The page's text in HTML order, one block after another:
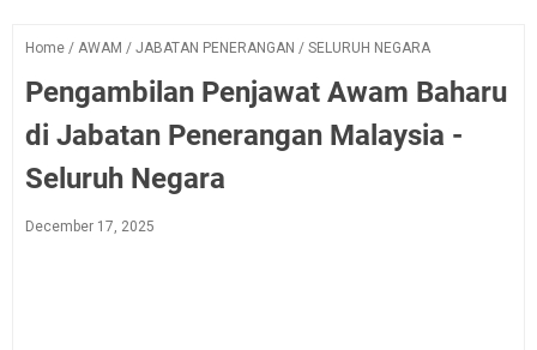
Home / AWAM / JABATAN PENERANGAN / SELURUH NEGARA
Pengambilan Penjawat Awam Baharu
di Jabatan Penerangan Malaysia -
Seluruh Negara
December 17, 2025